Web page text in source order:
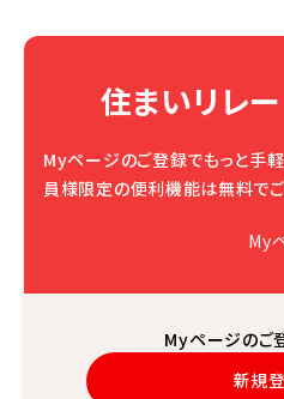
住まいリレー
Myページのご登録でもっと手
員様限定の便利機能は無料でご
My
Myページのご
新規